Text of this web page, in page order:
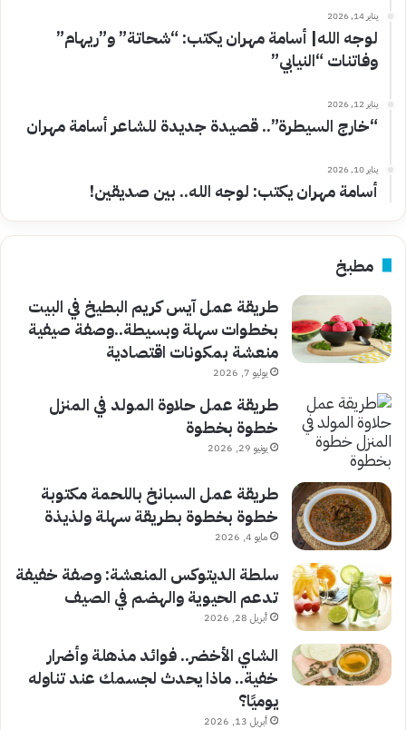
يناير 14, 2026
لوجه الله| أسامة مهران يكتب: “شحاتة” و”ريهام”
وفاتنات “النيابي”
يناير 12, 2026
“خارج السيطرة”.. قصيدة جديدة للشاعر أسامة مهران
يناير 10, 2026
أسامة مهران يكتب: لوجه الله.. بين صديقين!
مطبخ
طريقة عمل آيس كريم البطيخ في البيت
بخطوات سهلة وبسيطة..وصفة صيفية
منعشة بمكونات اقتصادية
يوليو 7, 2026
طريقة عمل حلاوة المولد في المنزل
خطوة بخطوة
يونيو 29, 2026
طريقة عمل السبانخ باللحمة مكتوبة
خطوة بخطوة بطريقة سهلة ولذيذة
مايو 4, 2026
سلطة الديتوكس المنعشة: وصفة خفيفة
تدعم الحيوية والهضم في الصيف
أبريل 28, 2026
الشاي الأخضر.. فوائد مذهلة وأضرار
خفية.. ماذا يحدث لجسمك عند تناوله
يوميًا؟
أبريل 13, 2026